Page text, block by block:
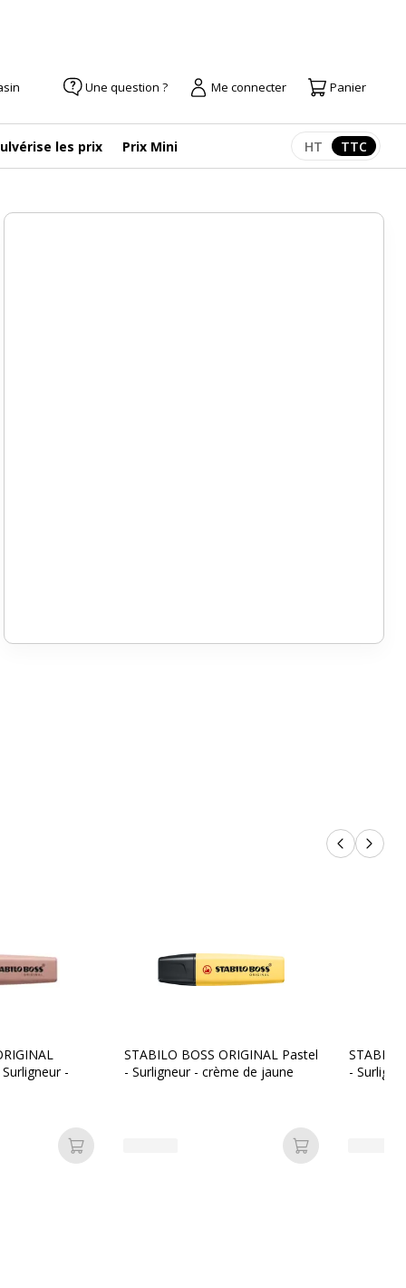
Une question ? Me connecter Panier
les prix Prix Mini Afficher les
HT TTC
Produits
-
Ajouter au panier
STABILO BOSS ORIGINAL Pastel
- Surligneur - crème de jaune
Ajouter au
STABILO
-